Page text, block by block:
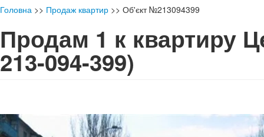
Головна >> Продаж квартир >> Об'єкт №213094399
Продам 1 к квартиру
213-094-399)